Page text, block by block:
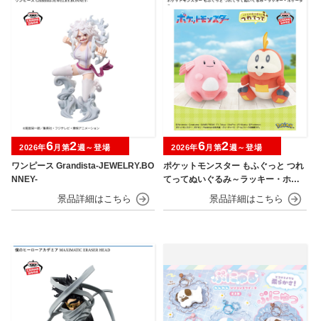
ワンピース Grandista-JEWELRY.BO
NNEY-
2026年6月第2週～登場
ポケットモンスター もふぐっと つれ
てってぬいぐるみ～ラッキー・ホゲ
2026年6月第2週～登場